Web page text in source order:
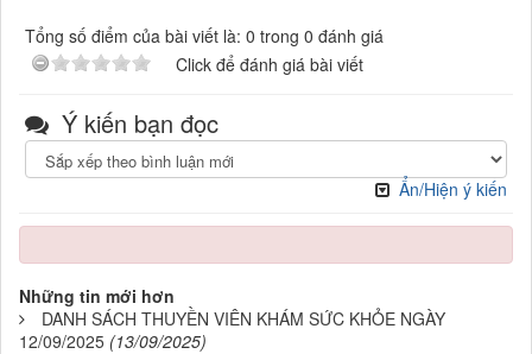
Tổng số điểm của bài viết là: 0 trong 0 đánh giá
Click để đánh giá bài viết
Ý kiến bạn đọc
Ẩn/Hiện ý kiến
Những tin mới hơn
DANH SÁCH THUYỀN VIÊN KHÁM SỨC KHỎE NGÀY
12/09/2025 (13/09/2025)